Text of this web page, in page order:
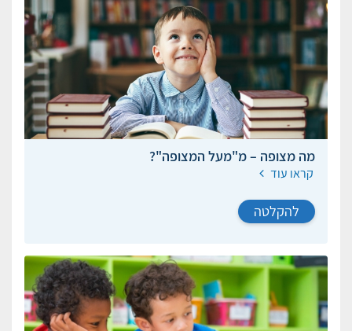
מה מצופה – מ"מעל המצופה"?
קראו עוד
להקלטה